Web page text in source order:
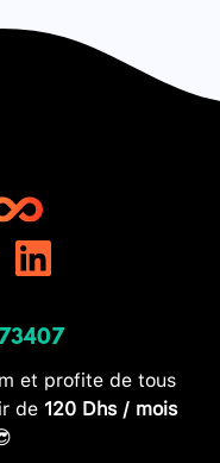
et profite de tous
de 120 Dhs / mois